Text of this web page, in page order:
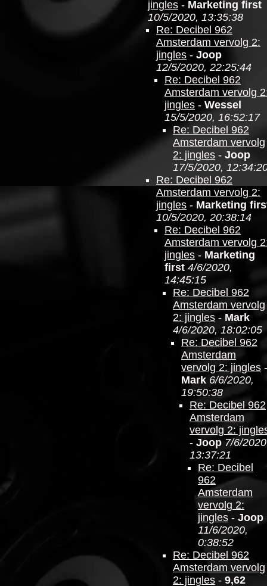
jingles - Marketing first
10/5/2020, 13:35:38
Re: Decibel 962
Amsterdam vervolg 2:
jingles - Joop
12/5/2020, 22:25:44
Re: Decibel 962
Amsterdam vervolg
jingles - Wessel
15/5/2020, 16:52:17
Re: Decibel 962
Amsterdam vervolg
2: jingles - Joop
17/5/2020,
Re: Decibel 962
Amsterdam vervolg 2:
jingles - Marketing
10/5/2020, 20:38:14
Re: Decibel 962
Amsterdam vervolg
jingles - Marketing
first 4/6/2020,
14:45:15
Re: Decibel 962
Amsterdam vervolg
2: jingles - Mark
4/6/2020, 18:02:05
Re: Decibel 962
Amsterdam
vervolg 2: jingles -
Mark 6/6/2020,
19:50:38
Re: Decibel 962
Amsterdam
vervolg 2:
- Joop 7/6/
13:37:21
Re: Decibel
962
Amsterdam
vervolg 2:
jingles - Joop
11/6/2020,
0:38:52
Re: Decibel 962
Amsterdam vervolg
2: jingles - 9,62